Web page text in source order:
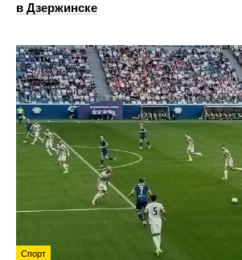
в Дзержинске
Спорт